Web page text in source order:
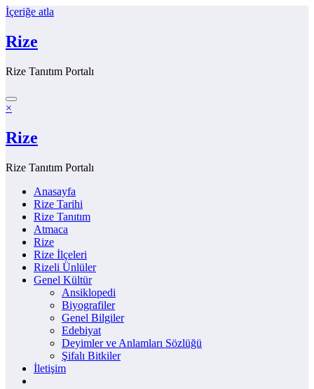
İçeriğe atla
Rize
Rize Tanıtım Portalı
×
Rize
Rize Tanıtım Portalı
Anasayfa
Rize Tarihi
Rize Tanıtım
Atmaca
Rize
Rize İlçeleri
Rizeli Ünlüler
Genel Kültür
Ansiklopedi
Biyografiler
Genel Bilgiler
Edebiyat
Deyimler ve Anlamları Sözlüğü
Şifalı Bitkiler
İletişim